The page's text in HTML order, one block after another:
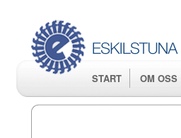
START OM OSS